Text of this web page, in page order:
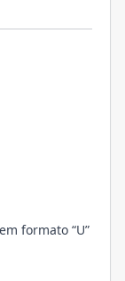
formato “U”